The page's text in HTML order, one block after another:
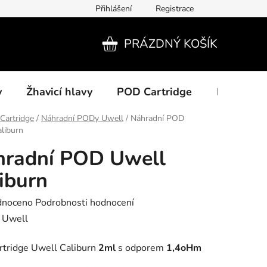
Přihlášení Registrace
KOŠÍK
PRÁZDNÝ KOŠÍK
Žhavicí hlavy POD Cartridge
/ Náhradní PODy Uwell / Náhradní POD
POD Uwell
Podrobnosti hodnocení
Uwell
Uwell Caliburn 2ml s odporem 1,4oHm